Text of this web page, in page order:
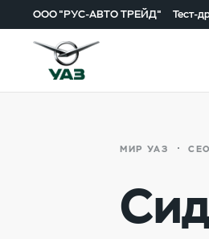
ООО "РУС-АВТО ТРЕЙД" Тест-
МИР УАЗ